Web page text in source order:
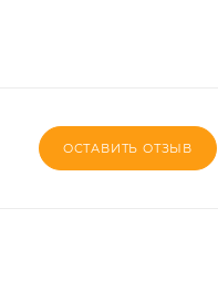
ОСТАВИТЬ ОТЗЫВ